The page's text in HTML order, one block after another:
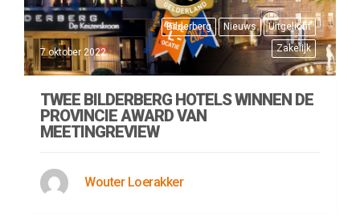
Bilderberg Nieuws
Uitgelicht
Zakelijk
7 oktober 2022
TWEE BILDERBERG HOTELS WINNEN DE
PROVINCIE AWARD VAN
MEETINGREVIEW
Wouter Loerakker